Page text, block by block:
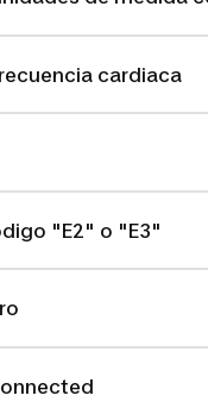
cardiaca
"E2" o "E3"